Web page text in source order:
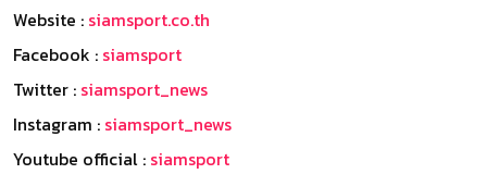
Website : siamsport.co.th
Facebook : siamsport
Twitter : siamsport_news
Instagram : siamsport_news
Youtube official : siamsport